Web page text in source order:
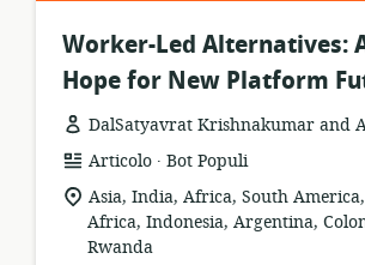
Worker-Led Alternatives:
Hope for New Platform
DalSatyavrat Krishnakumar and
formato
della
risorsa:
Articolo .
publisher:
Bot Populi
località
di
pertinenza:
Asia, India, Africa, South
Africa, Indonesia, Argentina,
Rwanda